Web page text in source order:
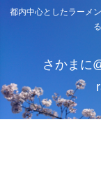
都内中心としたラーメ
さかまに